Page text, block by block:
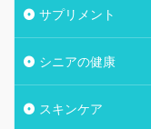
サプリメント
シニアの健康
スキンケア